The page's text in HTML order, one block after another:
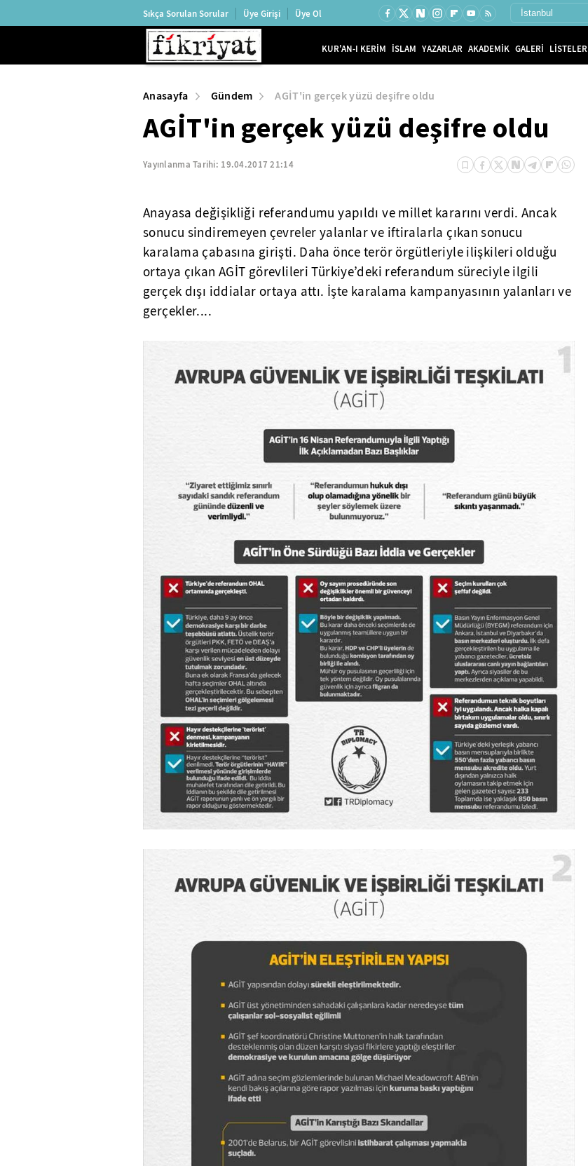
Sıkça Sorulan Sorular Üye Girişi Üye Ol
KUR'AN-I KERİM İSLAM YAZARLAR AKADEMİK GALERİ LİSTELER
Anasayfa Gündem AGİT'in gerçek yüzü deşifre oldu
AGİT'in gerçek yüzü deşifre oldu
Yayınlanma Tarihi: 19.04.2017 21:14
Anayasa değişikliği referandumu yapıldı ve millet kararını verdi. Ancak
sonucu sindiremeyen çevreler yalanlar ve iftiralarla çıkan sonucu
karalama çabasına girişti. Daha önce terör örgütleriyle ilişkileri olduğu
ortaya çıkan AGİT görevlileri Türkiye’deki referandum süreciyle ilgili
gerçek dışı iddialar ortaya attı. İşte karalama kampanyasının yalanları ve
gerçekler....